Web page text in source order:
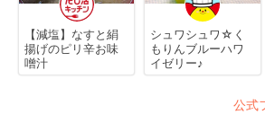
【減塩】なすと絹
揚げのピリ辛お味
噌汁
シュワシュワ☆く
もりんブルーハワ
イゼリー♪
公式